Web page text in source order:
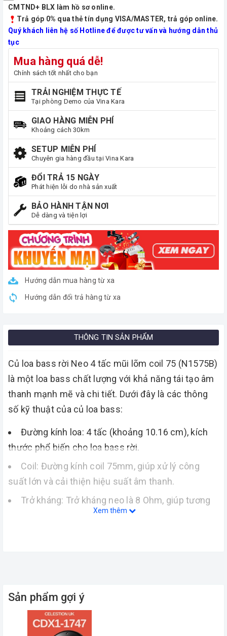
CMTND+ BLX làm hồ sơ online.
Trả góp 0% qua thẻ tín dụng VISA/MASTER, trả góp online.
Quý khách liên hệ số Hotline để được tư vấn và hướng dẫn thủ
tục
Mua hàng quá dễ!
Chính sách tốt nhất cho bạn
TRẢI NGHIỆM THỰC TẾ
Tại phòng Demo của Vina Kara
GIAO HÀNG MIỄN PHÍ
Khoảng cách 30km
SETUP MIỄN PHÍ
Chuyên gia hàng đầu tại Vina Kara
ĐỔI TRẢ 15 NGÀY
Phát hiện lỗi do nhà sản xuất
BẢO HÀNH TẬN NƠI
Dễ dàng và tiện lợi
Hướng dẫn mua hàng từ xa
Hướng dẫn đổi trả hàng từ xa
THÔNG TIN SẢN PHẨM
Củ loa bass rời Neo 4 tấc mũi lõm coil 75 (N1575B)
là một loa bass chất lượng với khả năng tái tạo âm
thanh mạnh mẽ và chi tiết. Dưới đây là các thông
số kỹ thuật của củ loa bass:
Đường kính loa: 4 tấc (khoảng 10.16 cm), kích
thước phổ biến cho loa bass rời.
Coil: Đường kính coil 75mm, giúp xử lý công
suất lớn và cải thiện hiệu suất âm thanh.
Trở kháng: Trở kháng neo là 8 Ohm, giúp tương
thích với các hệ thống âm thanh và ampli thông
Hiệu suất: Loa có hiệu suất cao, cho phép tái
tạo âm thanh mạnh mẽ và chi tiết.
Dải tần số: Loa bass này có khả năng tái tạo âm
Xem thêm
Sản phẩm gợi ý